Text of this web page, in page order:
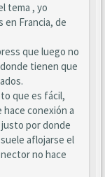
tema , yo
en Francia, de
que luego no
tienen que
que es fácil,
conexión a
por donde
aflojarse el
no hace